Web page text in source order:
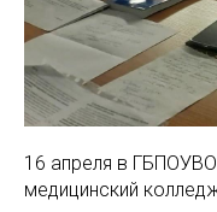
16 апреля в
медицинский